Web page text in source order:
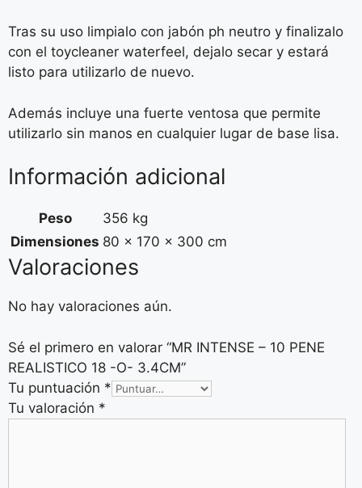
Tras su uso limpialo con jabón ph neutro y finalizalo
con el toycleaner waterfeel, dejalo secar y estará
listo para utilizarlo de nuevo.
Además incluye una fuerte ventosa que permite
utilizarlo sin manos en cualquier lugar de base lisa.
Información adicional
Peso
356 kg
Dimensiones 80 × 170 × 300 cm
Valoraciones
No hay valoraciones aún.
Sé el primero en valorar “MR INTENSE – 10 PENE
REALISTICO 18 -O- 3.4CM”
Tu puntuación *
Tu valoración *